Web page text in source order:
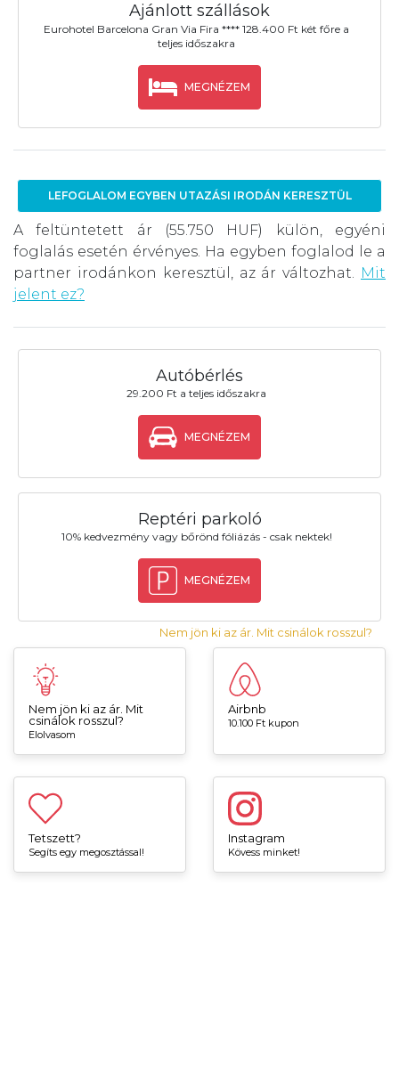
Ajánlott szállások
Eurohotel Barcelona Gran Via Fira **** 128.400 Ft két főre a
teljes időszakra
MEGNÉZEM
LEFOGLALOM EGYBEN UTAZÁSI IRODÁN KERESZTÜL
A feltüntetett ár (55.750 HUF) külön, egyéni
foglalás esetén érvényes. Ha egyben foglalod le a
partner irodánkon keresztül, az ár változhat.
Mit
jelent ez?
Autóbérlés
29.200 Ft a teljes időszakra
MEGNÉZEM
Reptéri parkoló
10% kedvezmény vagy bőrönd fóliázás - csak nektek!
MEGNÉZEM
Nem jön ki az ár. Mit csinálok rosszul?
Nem jön ki az ár. Mit
csinálok rosszul?
Elolvasom
Airbnb
10.100 Ft kupon
Tetszett?
Segíts egy megosztással!
Instagram
Kövess minket!